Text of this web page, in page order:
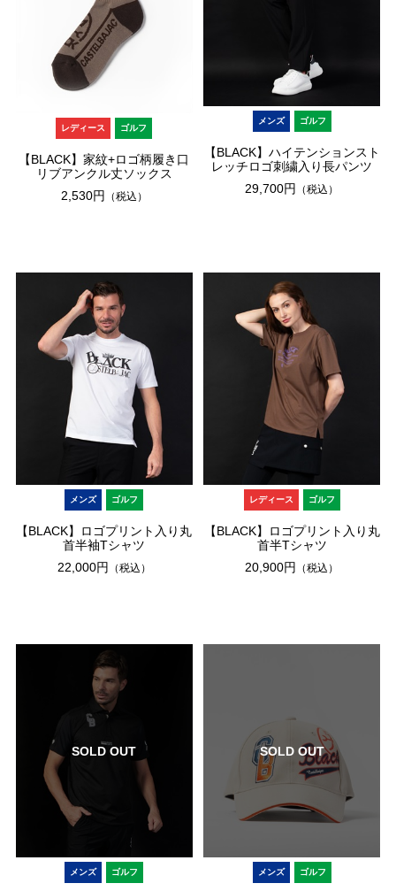
レディース ゴルフ
【BLACK】家紋+ロゴ柄履き口
リブアンクル丈ソックス
2,530円
（税込）
メンズ ゴルフ
【BLACK】ハイテンションスト
レッチロゴ刺繍入り長パンツ
29,700円
（税込）
メンズ ゴルフ
【BLACK】ロゴプリント入り丸
首半袖Tシャツ
22,000円
（税込）
レディース ゴルフ
【BLACK】ロゴプリント入り丸
首半Tシャツ
20,900円
（税込）
SOLD OUT
メンズ ゴルフ
SOLD OUT
メンズ ゴルフ